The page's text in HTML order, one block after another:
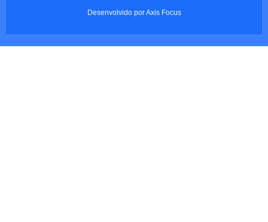
Desenvolvido porAxis Focus